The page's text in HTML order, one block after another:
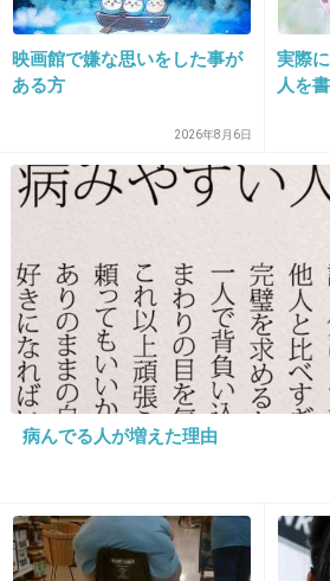
>>4
なんか面白くなかった映画の
でたりするし(ハリウッド)い
>>1
私アラフォーで320万…
グリムスもかー。
映画館で嫌な思いをした事が
ある方
2026年8月6日
実際
人を
病んでる人が増えた理由